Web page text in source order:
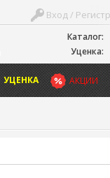
Каталог:
Уценка:
Вход /
АКЦИИ
УЦЕНКА